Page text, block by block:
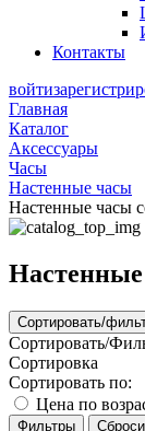
Контакты
войти
Главная
Каталог
Аксессуары
Часы
Настенные часы
Настенные часы
Сортировать/
Сортировать/
Сортировка
Сортировать по:
Цена по